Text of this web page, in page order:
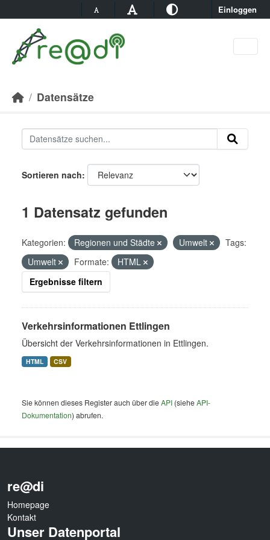
Einloggen
Datensätze
Sortieren nach
1 Datensatz gefunden
Kategorien: Regionen und Städte Umwelt
Tags:
Umwelt
Formate:
HTML
Ergebnisse filtern
Verkehrsinformationen Ettlingen
Übersicht der Verkehrsinformationen in Ettlingen.
HTML CSV
Sie können dieses Register auch über dieAPI (sieheAPI-
Dokumentation) abrufen.
re@di
Homepage
Kontakt
Unser Datenportal